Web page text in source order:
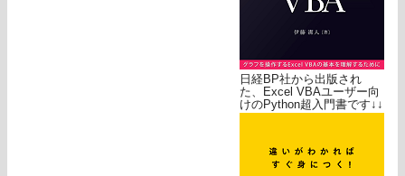
日経BP社から出版され
た、Excel VBAユーザー向
けのPython超入門書です↓↓